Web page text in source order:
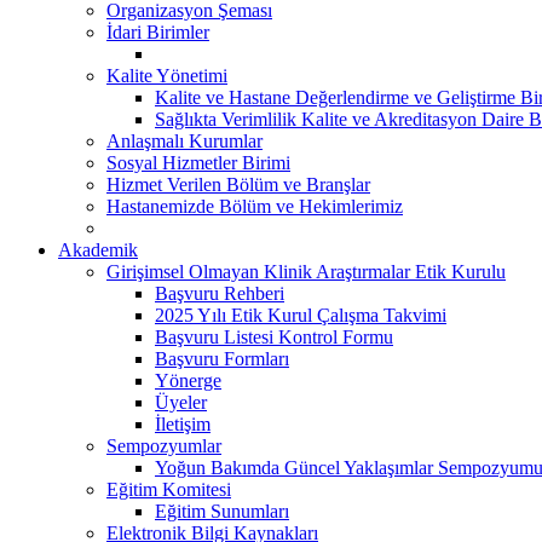
Organizasyon Şeması
İdari Birimler
Kalite Yönetimi
Kalite ve Hastane Değerlendirme ve Geliştirme
Sağlıkta Verimlilik Kalite ve Akreditasyon Daire
Anlaşmalı Kurumlar
Sosyal Hizmetler Birimi
Hizmet Verilen Bölüm ve Branşlar
Hastanemizde Bölüm ve Hekimlerimiz
Akademik
Girişimsel Olmayan Klinik Araştırmalar Etik Kurulu
Başvuru Rehberi
2025 Yılı Etik Kurul Çalışma Takvimi
Başvuru Listesi Kontrol Formu
Başvuru Formları
Yönerge
Üyeler
İletişim
Sempozyumlar
Yoğun Bakımda Güncel Yaklaşımlar Sempozyumu
Eğitim Komitesi
Eğitim Sunumları
Elektronik Bilgi Kaynakları